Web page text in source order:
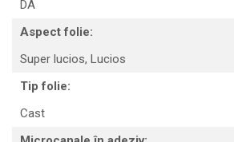
DA
Aspect folie:
Super lucios, Lucios
Tip folie:
Cast